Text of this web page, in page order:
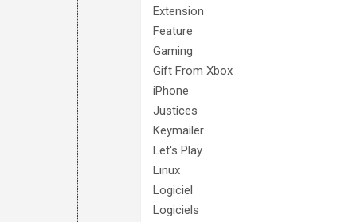
Extension
Feature
Gaming
Gift From Xbox
iPhone
Justices
Keymailer
Let's Play
Linux
Logiciel
Logiciels